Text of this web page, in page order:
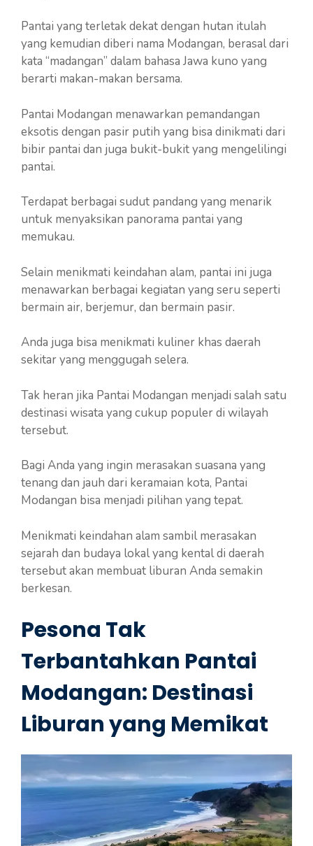
Pantai yang terletak dekat dengan hutan itulah
yang kemudian diberi nama Modangan, berasal dari
kata “madangan” dalam bahasa Jawa kuno yang
berarti makan-makan bersama.
Pantai Modangan menawarkan pemandangan
eksotis dengan pasir putih yang bisa dinikmati dari
bibir pantai dan juga bukit-bukit yang mengelilingi
pantai.
Terdapat berbagai sudut pandang yang menarik
untuk menyaksikan panorama pantai yang
memukau.
Selain menikmati keindahan alam, pantai ini juga
menawarkan berbagai kegiatan yang seru seperti
bermain air, berjemur, dan bermain pasir.
Anda juga bisa menikmati kuliner khas daerah
sekitar yang menggugah selera.
Tak heran jika Pantai Modangan menjadi salah satu
destinasi wisata yang cukup populer di wilayah
tersebut.
Bagi Anda yang ingin merasakan suasana yang
tenang dan jauh dari keramaian kota, Pantai
Modangan bisa menjadi pilihan yang tepat.
Menikmati keindahan alam sambil merasakan
sejarah dan budaya lokal yang kental di daerah
tersebut akan membuat liburan Anda semakin
berkesan.
Pesona Tak
Terbantahkan Pantai
Modangan: Destinasi
Liburan yang Memikat